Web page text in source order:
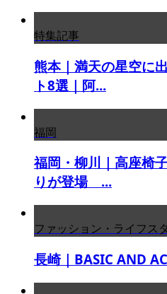
特集記事
熊本｜満天の星空に
ト8選｜阿...
福岡
福岡・柳川｜高座椅
りが登場 ...
ファッション・ライフス
長崎｜BASIC AND